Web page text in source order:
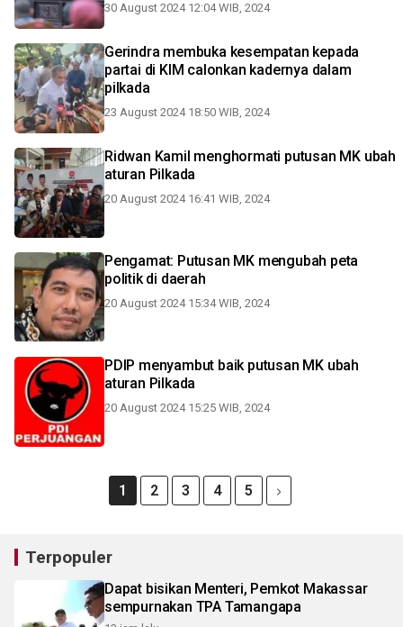
30 August 2024 12:04 WIB, 2024
Gerindra membuka kesempatan kepada
partai di KIM calonkan kadernya dalam
pilkada
23 August 2024 18:50 WIB, 2024
Ridwan Kamil menghormati putusan MK ubah
aturan Pilkada
20 August 2024 16:41 WIB, 2024
Pengamat: Putusan MK mengubah peta
politik di daerah
20 August 2024 15:34 WIB, 2024
PDIP menyambut baik putusan MK ubah
aturan Pilkada
20 August 2024 15:25 WIB, 2024
1 2 3 4 5
Terpopuler
Dapat bisikan Menteri, Pemkot Makassar
sempurnakan TPA Tamangapa